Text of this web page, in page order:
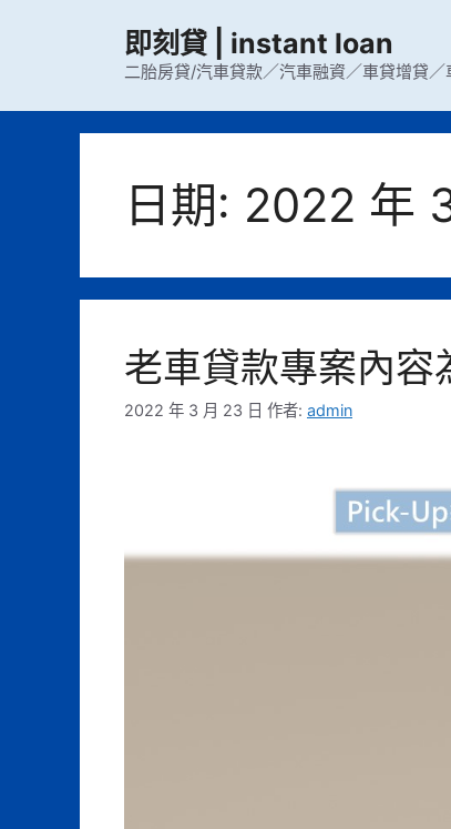
即刻貸 | instant loan
二胎房貸/汽車貸款／汽車融資／車貸增貸／
日期: 2022 年
老車貸款專案內容
2022 年 3 月 23 日 作者: admin